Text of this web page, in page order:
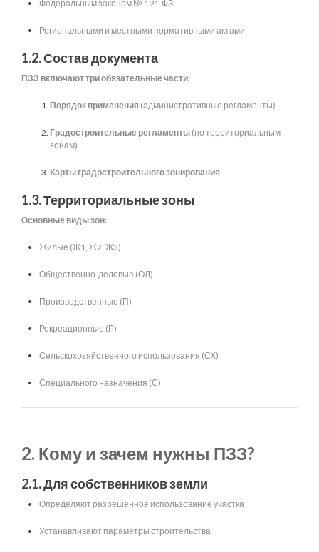
Федеральным законом № 191-ФЗ
Региональными и местными нормативными актами
1.2. Состав документа
ПЗЗ включают три обязательные части:
Порядок применения (административные регламенты)
Градостроительные регламенты (по территориальным
зонам)
Карты градостроительного зонирования
1.3. Территориальные зоны
Основные виды зон:
Жилые (Ж1, Ж2, Ж3)
Общественно-деловые (ОД)
Производственные (П)
Рекреационные (Р)
Сельскохозяйственного использования (СХ)
Специального назначения (С)
2. Кому и зачем нужны ПЗЗ?
2.1. Для собственников земли
Определяют разрешенное использование участка
Устанавливают параметры строительства